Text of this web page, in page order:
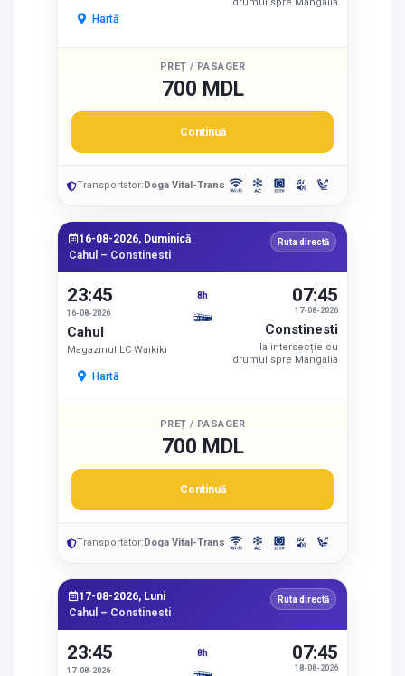
Hartă
PREȚ / PASAGER
700 MDL
Continuă
Transportator:Doga Vital-Trans
16-08-2026, Duminică
Cahul – Constinesti
Ruta directă
23:45
16-08-2026
Cahul
Magazinul LC Waikiki
Hartă
8h
17-08-2026
07:45
Constinesti
la intersecție cu
drumul spre Mangalia
PREȚ / PASAGER
700 MDL
Continuă
Transportator:Doga Vital-Trans
17-08-2026, Luni
Cahul – Constinesti
Ruta directă
23:45
17-08-2026
8h
18-08-2026
07:45